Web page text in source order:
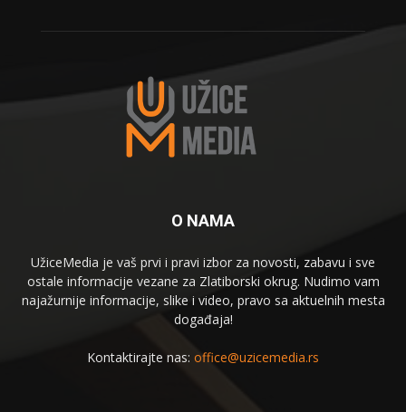
O NAMA
UžiceMedia je vaš prvi i pravi izbor za novosti, zabavu i sve
ostale informacije vezane za Zlatiborski okrug. Nudimo vam
najažurnije informacije, slike i video, pravo sa aktuelnih mesta
događaja!
Kontaktirajte nas: office@uzicemedia.rs